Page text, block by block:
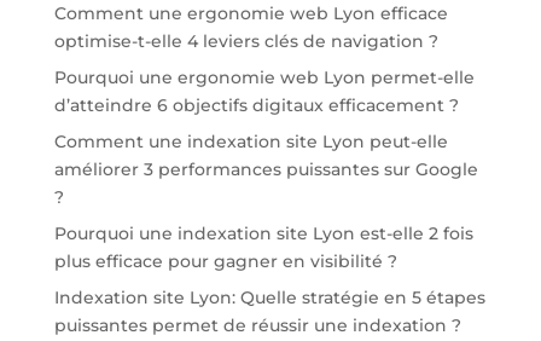
Comment une ergonomie web Lyon efficace
optimise-t-elle 4 leviers clés de navigation ?
Pourquoi une ergonomie web Lyon permet-elle
d’atteindre 6 objectifs digitaux efficacement ?
Comment une indexation site Lyon peut-elle
améliorer 3 performances puissantes sur Google
?
Pourquoi une indexation site Lyon est-elle 2 fois
plus efficace pour gagner en visibilité ?
Indexation site Lyon: Quelle stratégie en 5 étapes
puissantes permet de réussir une indexation ?